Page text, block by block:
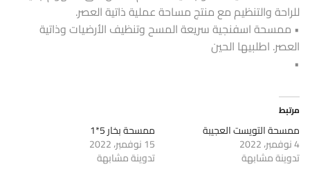
للراحة والتنظيم مع منتج مساحة عملية ذاتية العصر.
• ممسحة اسفنجية سريعة المسح وتنظيف الأرضيات وذاتية
العصر. اطلبيها الحين
•
مرتبط
ممسحة التويست العجيبة
4 نوفمبر، 2022
تدوينة مشابهة
ممسحة بخار 5*1
15 نوفمبر، 2022
تدوينة مشابهة